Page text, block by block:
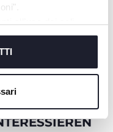
del servizio